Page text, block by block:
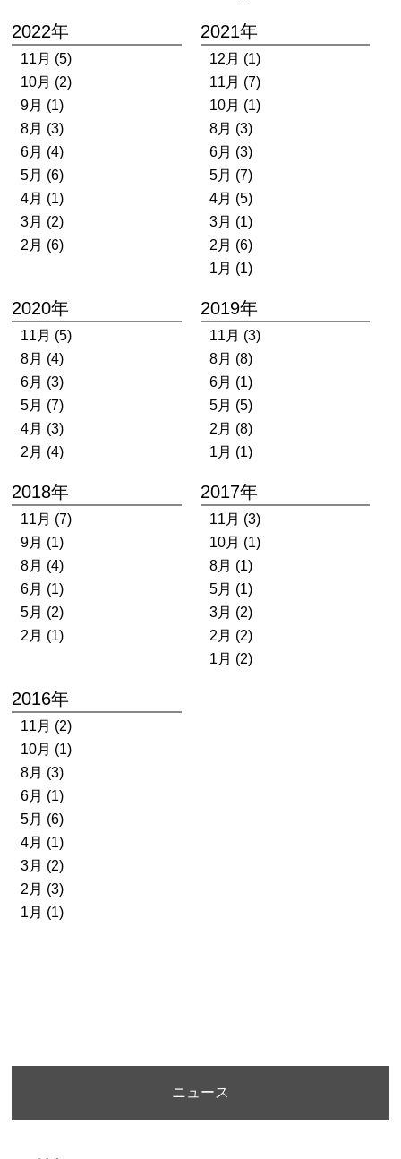
2022年
11月 (5)
10月 (2)
9月 (1)
8月 (3)
6月 (4)
5月 (6)
4月 (1)
3月 (2)
2月 (6)
2021年
12月 (1)
11月 (7)
10月 (1)
8月 (3)
6月 (3)
5月 (7)
4月 (5)
3月 (1)
2月 (6)
1月 (1)
2020年
11月 (5)
8月 (4)
6月 (3)
5月 (7)
4月 (3)
2月 (4)
2019年
11月 (3)
8月 (8)
6月 (1)
5月 (5)
2月 (8)
1月 (1)
2018年
11月 (7)
9月 (1)
8月 (4)
6月 (1)
5月 (2)
2月 (1)
2017年
11月 (3)
10月 (1)
8月 (1)
5月 (1)
3月 (2)
2月 (2)
1月 (2)
2016年
11月 (2)
10月 (1)
8月 (3)
6月 (1)
5月 (6)
4月 (1)
3月 (2)
2月 (3)
1月 (1)
ニュース